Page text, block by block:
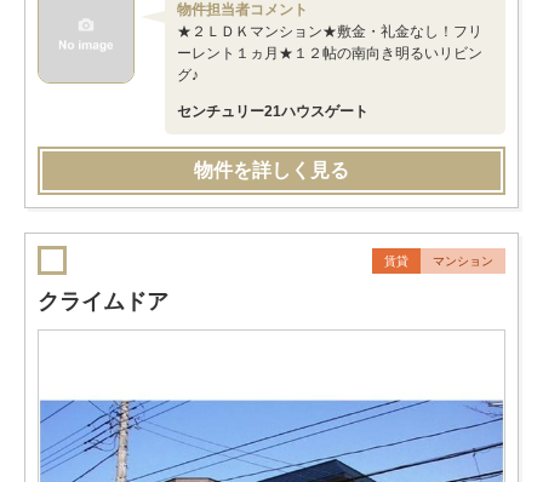
物件担当者コメント
★２ＬＤＫマンション★敷金・礼金なし！フリ
ーレント１ヵ月★１２帖の南向き明るいリビン
グ♪
センチュリー21ハウスゲート
物件を詳しく見る
賃貸 マンション
クライムドア